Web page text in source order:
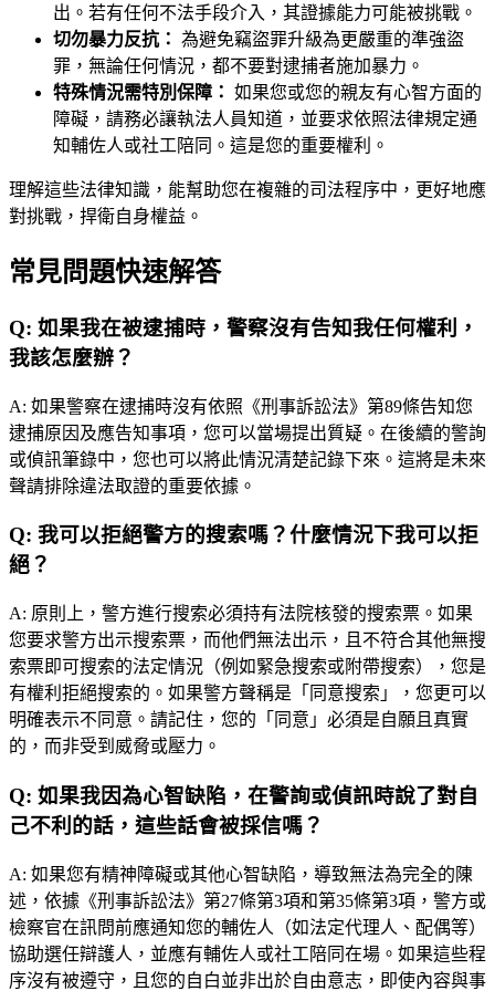
出。若有任何不法手段介入，其證據能力可能被挑戰。
切勿暴力反抗： 為避免竊盜罪升級為更嚴重的準強盜
罪，無論任何情況，都不要對逮捕者施加暴力。
特殊情況需特別保障： 如果您或您的親友有心智方面的
障礙，請務必讓執法人員知道，並要求依照法律規定通
知輔佐人或社工陪同。這是您的重要權利。
理解這些法律知識，能幫助您在複雜的司法程序中，更好地應
對挑戰，捍衛自身權益。
常見問題快速解答
Q: 如果我在被逮捕時，警察沒有告知我任何權利，
我該怎麼辦？
A: 如果警察在逮捕時沒有依照《刑事訴訟法》第89條告知您
逮捕原因及應告知事項，您可以當場提出質疑。在後續的警詢
或偵訊筆錄中，您也可以將此情況清楚記錄下來。這將是未來
聲請排除違法取證的重要依據。
Q: 我可以拒絕警方的搜索嗎？什麼情況下我可以拒
絕？
A: 原則上，警方進行搜索必須持有法院核發的搜索票。如果
您要求警方出示搜索票，而他們無法出示，且不符合其他無搜
索票即可搜索的法定情況（例如緊急搜索或附帶搜索），您是
有權利拒絕搜索的。如果警方聲稱是「同意搜索」，您更可以
明確表示不同意。請記住，您的「同意」必須是自願且真實
的，而非受到威脅或壓力。
Q: 如果我因為心智缺陷，在警詢或偵訊時說了對自
己不利的話，這些話會被採信嗎？
A: 如果您有精神障礙或其他心智缺陷，導致無法為完全的陳
述，依據《刑事訴訟法》第27條第3項和第35條第3項，警方或
檢察官在訊問前應通知您的輔佐人（如法定代理人、配偶等）
協助選任辯護人，並應有輔佐人或社工陪同在場。如果這些程
序沒有被遵守，且您的自白並非出於自由意志，即使內容與事